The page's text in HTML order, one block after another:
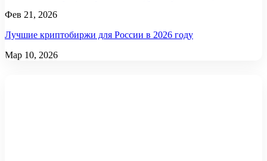
Фев 21, 2026
Лучшие криптобиржи для России в 2026 году
Мар 10, 2026